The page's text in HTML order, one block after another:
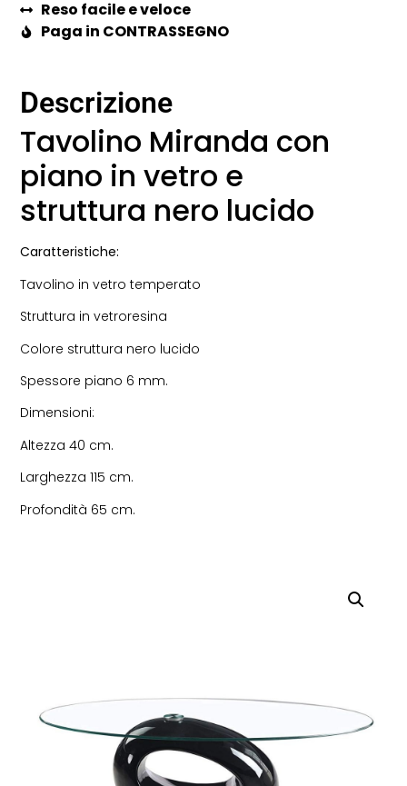
Reso facile e veloce
Paga in CONTRASSEGNO
Descrizione
Tavolino Miranda con
piano in vetro e
struttura nero lucido
Caratteristiche:
Tavolino in vetro temperato
Struttura in vetroresina
Colore struttura nero lucido
Spessore piano 6 mm.
Dimensioni:
Altezza 40 cm.
Larghezza 115 cm.
Profondità 65 cm.